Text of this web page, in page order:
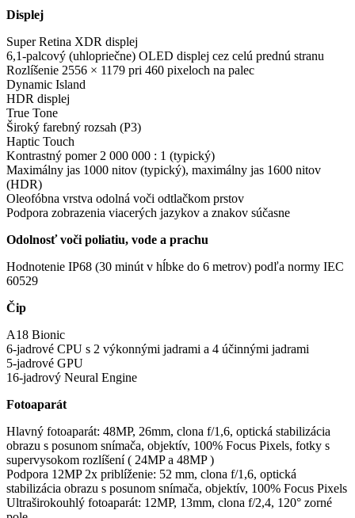
Displej
Super Retina XDR displej
6,1-palcový (uhlopriečne) OLED displej cez celú prednú stranu
Rozlíšenie 2556 × 1179 pri 460 pixeloch na palec
Dynamic Island
HDR displej
True Tone
Široký farebný rozsah (P3)
Haptic Touch
Kontrastný pomer 2 000 000 : 1 (typický)
Maximálny jas 1000 nitov (typický), maximálny jas 1600 nitov
(HDR)
Oleofóbna vrstva odolná voči odtlačkom prstov
Podpora zobrazenia viacerých jazykov a znakov súčasne
Odolnosť voči poliatiu, vode a prachu
Hodnotenie IP68 (30 minút v hĺbke do 6 metrov) podľa normy IEC
60529
Čip
A18 Bionic
6-jadrové CPU s 2 výkonnými jadrami a 4 účinnými jadrami
5-jadrové GPU
16-jadrový Neural Engine
Fotoaparát
Hlavný fotoaparát: 48MP, 26mm, clona f/1,6, optická stabilizácia
obrazu s posunom snímača, objektív, 100% Focus Pixels, fotky s
supervysokom rozlíšení ( 24MP a 48MP )
Podpora 12MP 2x priblíženie: 52 mm, clona f/1,6, optická
stabilizácia obrazu s posunom snímača, objektív, 100% Focus Pixels
Ultraširokouhlý fotoaparát: 12MP, 13mm, clona f/2,4, 120° zorné